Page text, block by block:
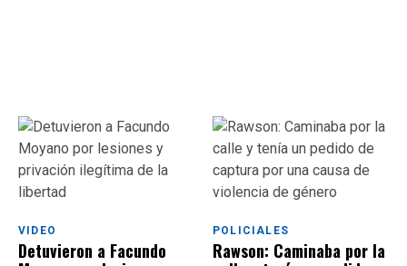
VIDEO
Detuvieron​​​​​​​ a Facundo
POLICIALES
Rawson: Caminaba por la